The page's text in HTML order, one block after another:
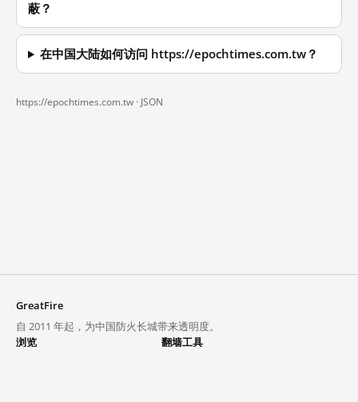
蔽？
在中国大陆如何访问 https://epochtimes.com.tw？
https://epochtimes.com.tw · JSON
GreatFire
自 2011 年起，为中国防火长城带来透明度。
浏览
翻墙工具